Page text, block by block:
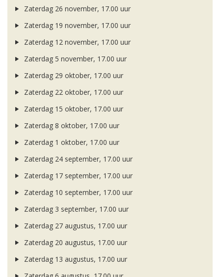
Zaterdag 26 november, 17.00 uur
Zaterdag 19 november, 17.00 uur
Zaterdag 12 november, 17.00 uur
Zaterdag 5 november, 17.00 uur
Zaterdag 29 oktober, 17.00 uur
Zaterdag 22 oktober, 17.00 uur
Zaterdag 15 oktober, 17.00 uur
Zaterdag 8 oktober, 17.00 uur
Zaterdag 1 oktober, 17.00 uur
Zaterdag 24 september, 17.00 uur
Zaterdag 17 september, 17.00 uur
Zaterdag 10 september, 17.00 uur
Zaterdag 3 september, 17.00 uur
Zaterdag 27 augustus, 17.00 uur
Zaterdag 20 augustus, 17.00 uur
Zaterdag 13 augustus, 17.00 uur